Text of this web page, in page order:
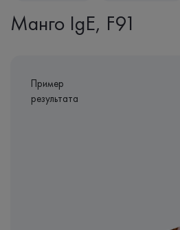
Манго IgE, F91
Пример
результата